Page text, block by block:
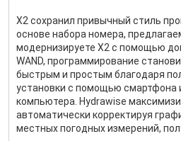
X2 сохранил привычный стиль
основе набора номера,
модернизируете X2 с помощью
WAND, программирование
быстрым и простым благодаря
установки с помощью смартфона
компьютера. Hydrawise
автоматически корректируя
местных погодных измерений,